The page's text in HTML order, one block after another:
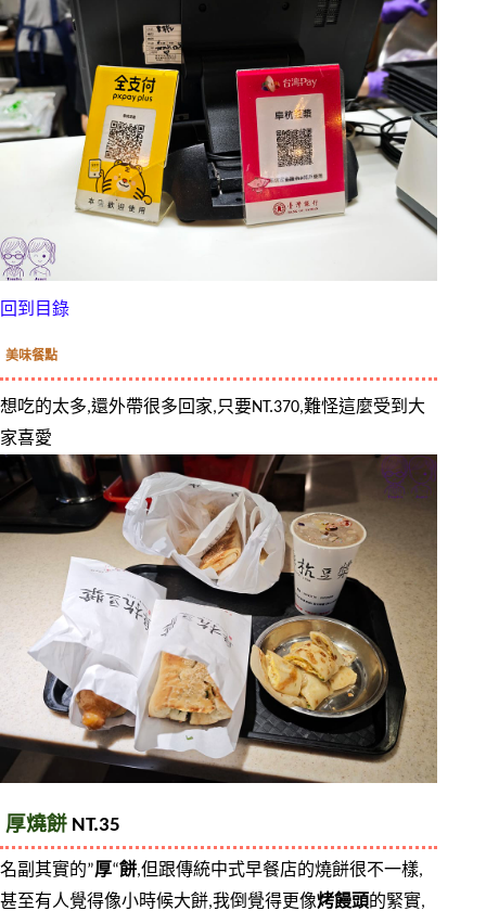
回到目錄
美味餐點
想吃的太多,還外帶很多回家,只要NT.370,難怪這麼受到大
家喜愛
厚燒餅 NT.35
名副其實的”厚“餅,但跟傳統中式早餐店的燒餅很不一樣,
甚至有人覺得像小時候大餅,我倒覺得更像烤饅頭的緊實,